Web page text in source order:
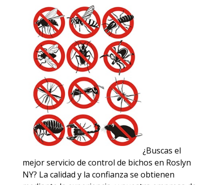
¿Buscas el
mejor servicio de control de bichos en Roslyn
NY? La calidad y la confianza se obtienen